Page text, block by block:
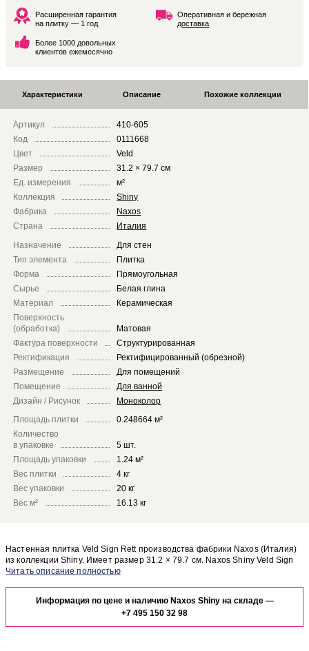
Расширенная гарантия
на плитку — 1 год
Оперативная и бережная
доставка
Более 1000 довольных
клиентов ежемесячно
Характеристики Описание Похожие коллекции
Артикул
410-605
Код
0111668
Цвет
Veld
Размер
31.2 × 79.7 см
Ед. измерения
м²
Коллекция
Shiny
Фабрика
Naxos
Страна
Италия
Назначение
Для стен
Тип элемента
Плитка
Форма
Прямоугольная
Сырье
Белая глина
Материал
Керамическая
Поверхность
(обработка)
Матовая
Фактура поверхности
Структурированная
Ректификация
Ректифицированный (обрезной)
Размещение
Для помещений
Помещение
Для ванной
Дизайн / Рисунок
Моноколор
Площадь плитки
0.248664 м²
Количество
в упаковке
5 шт.
Площадь упаковки
1.24 м²
Вес плитки
4 кг
Вес упаковки
20 кг
Вес м²
16.13 кг
Настенная плитка Veld Sign Rett производства фабрики Naxos (Италия)
из коллекции Shiny. Имеет размер 31.2 × 79.7 см. Naxos Shiny Veld Sign
Rett отлично сочетается с другими элементами коллекции Shiny.
в отделке Вашего помещения, закажите бесплатный дизайн-проект с
использованием элементов коллекции Naxos Shiny.
Информация по цене и наличию Naxos Shiny на складе —
+7 495 150 32 98